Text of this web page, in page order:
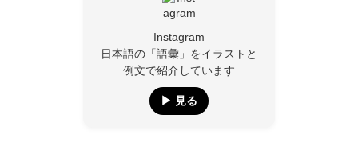
Instagram
日本語の「語彙」をイラストと
例文で紹介しています
▶︎ 見る